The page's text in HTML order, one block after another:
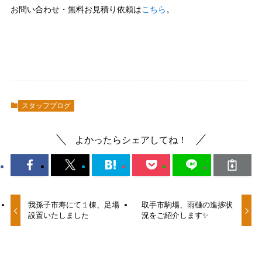
お問い合わせ・無料お見積り依頼はこちら 。
スタッフブログ
よかったらシェアしてね！
我孫子市寿にて１棟、足場
設置いたしました
取手市駒場、雨樋の進捗状
況をご紹介します✨